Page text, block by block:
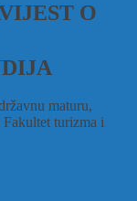
O
maturu,
turizma i